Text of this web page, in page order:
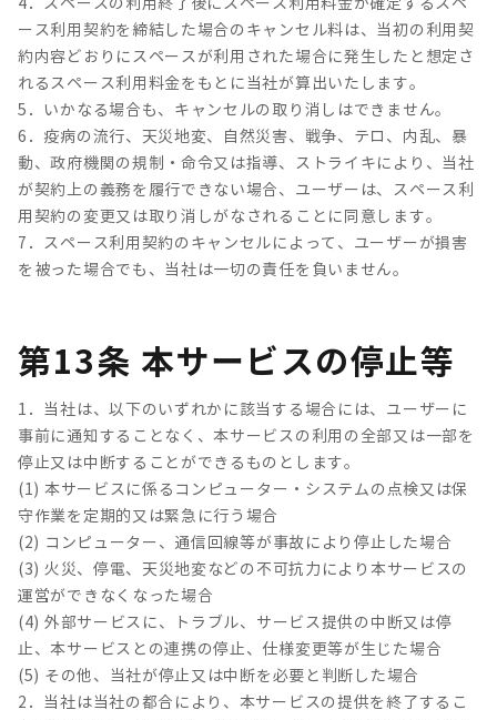
4．スペースの利用終了後にスペース利用料金が確定するスペ
ース利用契約を締結した場合のキャンセル料は、当初の利用契
約内容どおりにスペースが利用された場合に発生したと想定さ
れるスペース利用料金をもとに当社が算出いたします。
5．いかなる場合も、キャンセルの取り消しはできません。
6．疫病の流行、天災地変、自然災害、戦争、テロ、内乱、暴
動、政府機関の規制・命令又は指導、ストライキにより、当社
が契約上の義務を履行できない場合、ユーザーは、スペース利
用契約の変更又は取り消しがなされることに同意します。
7．スペース利用契約のキャンセルによって、ユーザーが損害
を被った場合でも、当社は一切の責任を負いません。
1．当社は、以下のいずれかに該当する場合には、ユーザーに
事前に通知することなく、本サービスの利用の全部又は一部を
停止又は中断することができるものとします。
(1) 本サービスに係るコンピューター・システムの点検又は保
守作業を定期的又は緊急に行う場合
(2) コンピューター、通信回線等が事故により停止した場合
(3) 火災、停電、天災地変などの不可抗力により本サービスの
運営ができなくなった場合
(4) 外部サービスに、トラブル、サービス提供の中断又は停
止、本サービスとの連携の停止、仕様変更等が生じた場合
(5) その他、当社が停止又は中断を必要と判断した場合
2．当社は当社の都合により、本サービスの提供を終了するこ
第13条 本サービスの停止等